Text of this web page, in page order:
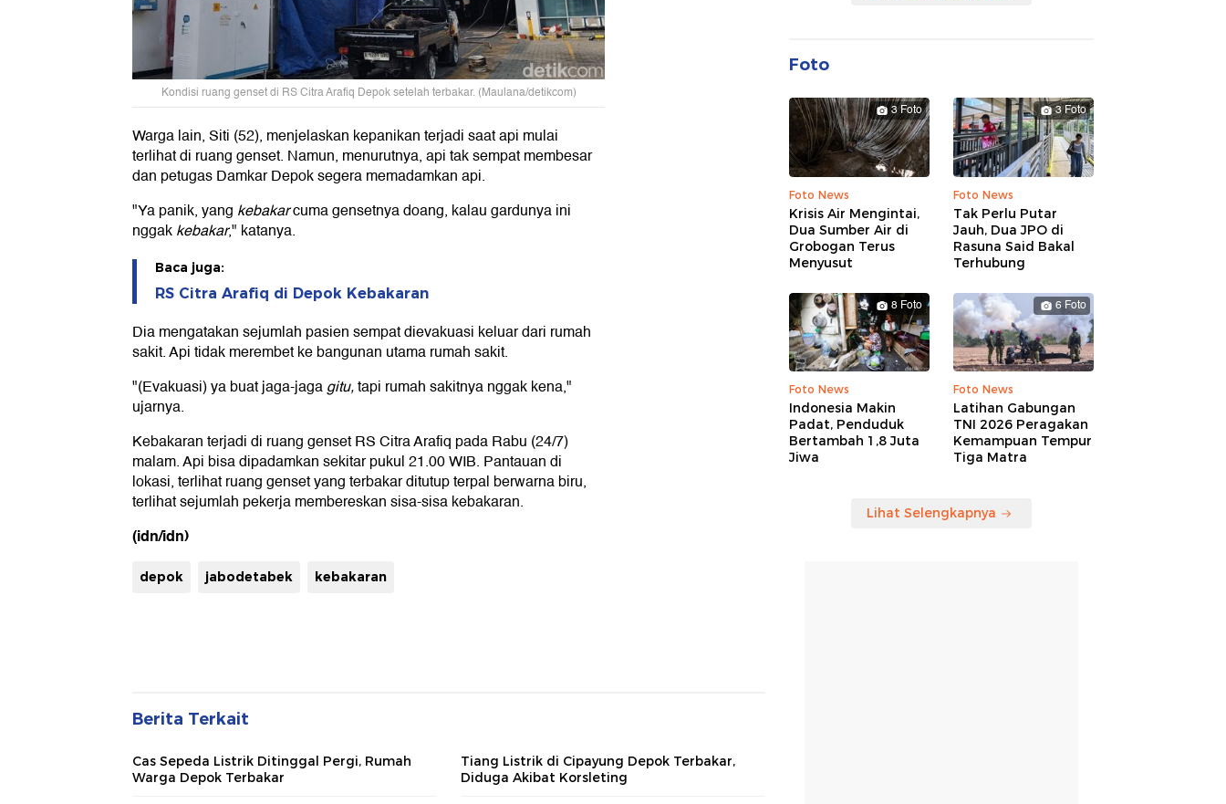
Kondisi ruang genset di RS Citra Arafiq Depok setelah terbakar. (Maulana/detikcom)
Warga lain, Siti (52), menjelaskan kepanikan terjadi saat api mulai
terlihat di ruang genset. Namun, menurutnya, api tak sempat membesar
dan petugas Damkar Depok segera memadamkan api.
"Ya panik, yang kebakarcuma gensetnya doang, kalau gardunya ini
nggakkebakar," katanya.
Baca juga:
RS Citra Arafiq di Depok Kebakaran
Dia mengatakan sejumlah pasien sempat dievakuasi keluar dari rumah
sakit. Api tidak merembet ke bangunan utama rumah sakit.
"(Evakuasi) ya buat jaga-jagagitu,tapi rumah sakitnya nggak kena,"
ujarnya.
Kebakaran terjadi di ruang genset RS Citra Arafiq pada Rabu (24/7)
malam. Api bisa dipadamkan sekitar pukul 21.00 WIB. Pantauan di
lokasi, terlihat ruang genset yang terbakar ditutup terpal berwarna biru,
terlihat sejumlah pekerja membereskan sisa-sisa kebakaran.
(idn/idn)
depok jabodetabek kebakaran
Berita Terkait
Cas Sepeda Listrik Ditinggal Pergi, Rumah
Warga Depok Terbakar
Tiang Listrik di Cipayung Depok Terbakar,
Diduga Akibat Korsleting
Foto
3 Foto
Foto News
Krisis Air Mengintai,
Dua Sumber Air di
Grobogan Terus
Menyusut
3 Foto
Foto News
Tak Perlu Putar
Jauh, Dua JPO di
Rasuna Said Bakal
Terhubung
8 Foto
Foto News
Indonesia Makin
Padat, Penduduk
Bertambah 1,8 Juta
Jiwa
6 Foto
Foto News
Latihan Gabungan
TNI 2026 Peragakan
Kemampuan Tempur
Tiga Matra
Lihat Selengkapnya